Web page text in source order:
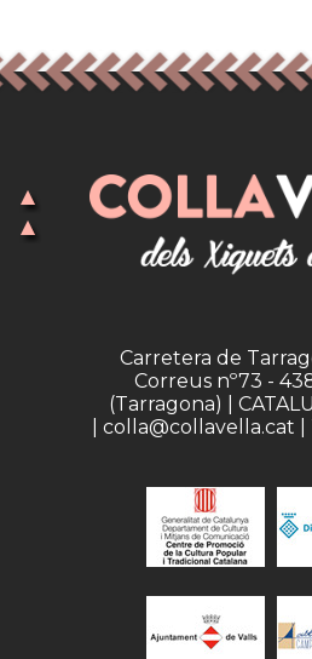
Carretera de
Correus nº73 -
(Tarragona) |
| colla@collavella.cat |